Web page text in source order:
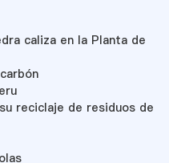
caliza en la Planta de
reciclaje de residuos de